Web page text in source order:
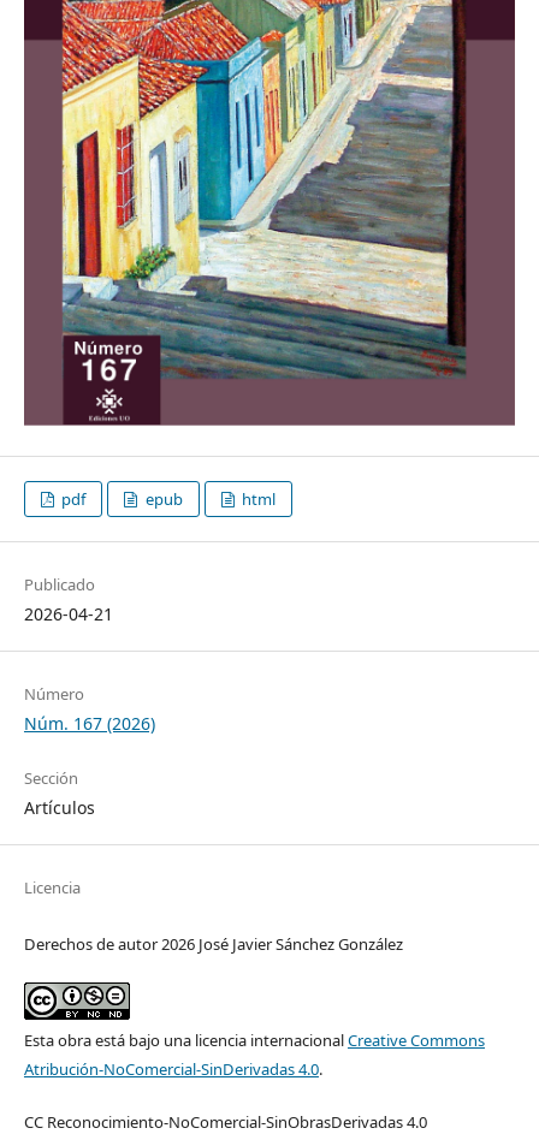
pdf epub html
Publicado
2026-04-21
Número
Núm. 167 (2026)
Sección
Artículos
Licencia
Derechos de autor 2026 José Javier Sánchez González
Esta obra está bajo una licencia internacionalCreative Commons
Atribución-NoComercial-SinDerivadas 4.0.
CC Reconocimiento-NoComercial-SinObrasDerivadas 4.0